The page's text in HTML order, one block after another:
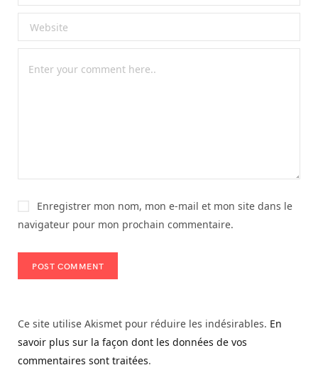
Enregistrer mon nom, mon e-mail et mon site dans le
navigateur pour mon prochain commentaire.
Ce site utilise Akismet pour réduire les indésirables. En
savoir plus sur la façon dont les données de vos
commentaires sont traitées.